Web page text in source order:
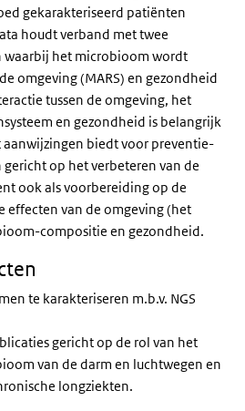
gekarakteriseerd patiënten
houdt verband met twee
waarbij het microbioom wordt
omgeving (MARS) en gezondheid
tussen de omgeving, het
en gezondheid is belangrijk
aanwijzingen biedt voor preventie-
op het verbeteren van de
ook als voorbereiding op de
effecten van de omgeving (het
compositie en gezondheid.
te karakteriseren m.b.v. NGS
gericht op de rol van het
van de darm en luchtwegen en
longziekten.